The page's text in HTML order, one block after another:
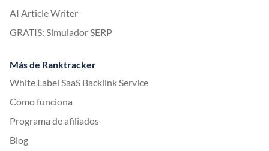
AI Article Writer
GRATIS: Simulador SERP
Más de Ranktracker
White Label SaaS Backlink Service
Cómo funciona
Programa de afiliados
Blog